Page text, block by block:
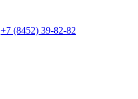
+7 (8452) 39-82-82